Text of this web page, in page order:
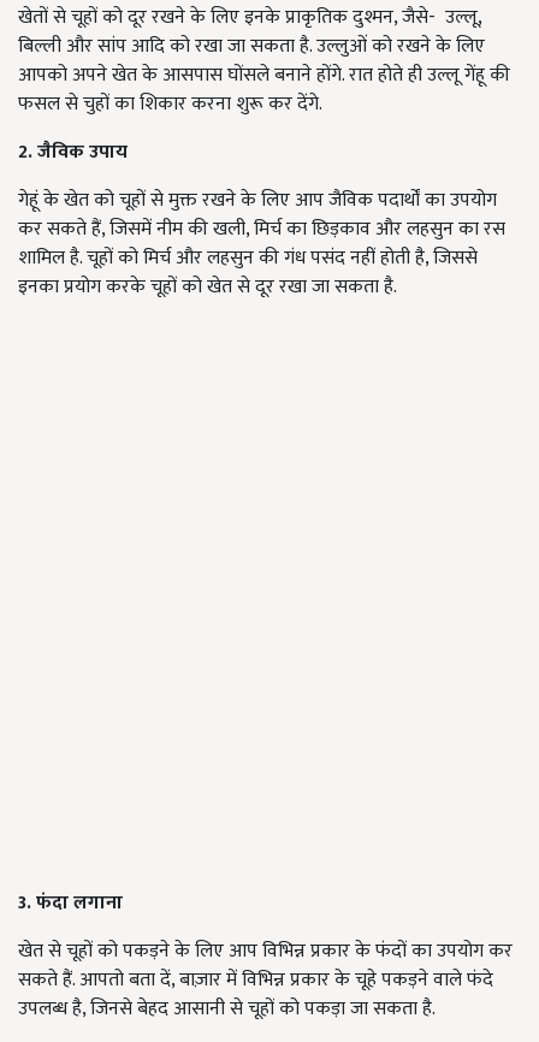
खेतों से चूहों को दूर रखने के लिए इनके प्राकृतिक दुश्मन, जैसे- उल्लू,
बिल्ली और सांप आदि को रखा जा सकता है. उल्लुओं को रखने के लिए
आपको अपने खेत के आसपास घोंसले बनाने होंगे. रात होते ही उल्लू गेंहू की
फसल से चुहों का शिकार करना शुरू कर देंगे.
2. जैविक उपाय
गेहूं के खेत को चूहों से मुक्त रखने के लिए आप जैविक पदार्थों का उपयोग
कर सकते हैं, जिसमें नीम की खली, मिर्च का छिड़काव और लहसुन का रस
शामिल है. चूहों को मिर्च और लहसुन की गंध पसंद नहीं होती है, जिससे
इनका प्रयोग करके चूहों को खेत से दूर रखा जा सकता है.
3. फंदा लगाना
खेत से चूहों को पकड़ने के लिए आप विभिन्न प्रकार के फंदों का उपयोग कर
सकते हैं. आपतो बता दें, बाज़ार में विभिन्न प्रकार के चूहे पकड़ने वाले फंदे
उपलब्ध है, जिनसे बेहद आसानी से चूहों को पकड़ा जा सकता है.